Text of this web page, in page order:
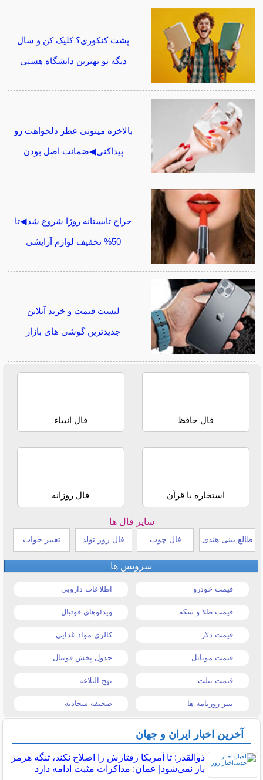
پشت کنکوری؟ کلیک کن و سال
دیگه تو بهترین دانشگاه هستی
بالاخره میتونی عطر دلخواهت رو
پیداکنی◀ضمانت اصل بودن
حراج تابستانه روژا شروع شد◀تا
50% تخفیف لوازم آرایشی
لیست قیمت و خرید آنلاین
جدیدترین گوشی های بازار
فال حافظ فال انبیاء
استخاره با قرآن فال روزانه
سایر فال ها
طالع بینی هندی فال چوب فال روز تولد تعبیر خواب
سرویس ها
قیمت خودرو اطلاعات دارویی
قیمت طلا و سکه ویدئوهای فوتبال
قیمت دلار کالری مواد غذایی
قیمت موبایل جدول پخش فوتبال
قیمت تبلت نهج البلاغه
تیتر روزنامه ها صحیفه سجادیه
آخرین اخبار ایران و جهان
ذوالقدر: تا آمریکا رفتارش را اصلاح نکند، تنگه هرمز
باز نمی‌شود| عمان: مذاکرات مثبت ادامه دارد